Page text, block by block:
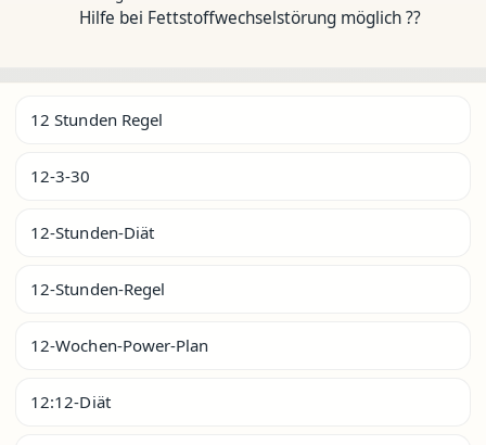
Hilfe bei Fettstoffwechselstörung möglich ??
12 Stunden Regel
12-3-30
12-Stunden-Diät
12-Stunden-Regel
12-Wochen-Power-Plan
12:12-Diät